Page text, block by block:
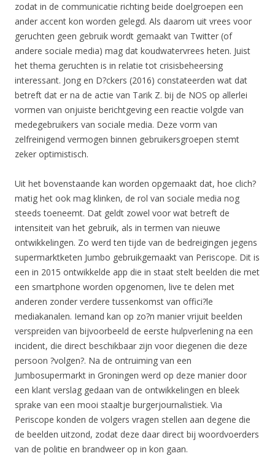
zodat in de communicatie richting beide doelgroepen een
ander accent kon worden gelegd. Als daarom uit vrees voor
geruchten geen gebruik wordt gemaakt van Twitter (of
andere sociale media) mag dat koudwatervrees heten. Juist
het thema geruchten is in relatie tot crisisbeheersing
interessant. Jong en D?ckers (2016) constateerden wat dat
betreft dat er na de actie van Tarik Z. bij de NOS op allerlei
vormen van onjuiste berichtgeving een reactie volgde van
medegebruikers van sociale media. Deze vorm van
zelfreinigend vermogen binnen gebruikersgroepen stemt
zeker optimistisch.
Uit het bovenstaande kan worden opgemaakt dat, hoe clich?
matig het ook mag klinken, de rol van sociale media nog
steeds toeneemt. Dat geldt zowel voor wat betreft de
intensiteit van het gebruik, als in termen van nieuwe
ontwikkelingen. Zo werd ten tijde van de bedreigingen jegens
supermarktketen Jumbo gebruikgemaakt van Periscope. Dit is
een in 2015 ontwikkelde app die in staat stelt beelden die met
een smartphone worden opgenomen, live te delen met
anderen zonder verdere tussenkomst van offici?le
mediakanalen. Iemand kan op zo?n manier vrijuit beelden
verspreiden van bijvoorbeeld de eerste hulpverlening na een
incident, die direct beschikbaar zijn voor diegenen die deze
persoon ?volgen?. Na de ontruiming van een
Jumbosupermarkt in Groningen werd op deze manier door
een klant verslag gedaan van de ontwikkelingen en bleek
sprake van een mooi staaltje burgerjournalistiek. Via
Periscope konden de volgers vragen stellen aan degene die
de beelden uitzond, zodat deze daar direct bij woordvoerders
van de politie en brandweer op in kon gaan.